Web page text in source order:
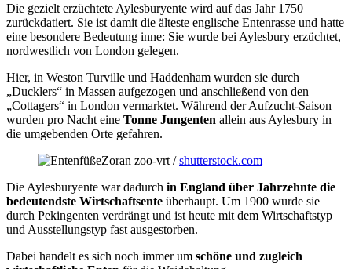
Die gezielt erzüchtete Aylesburyente wird auf das Jahr 1750
zurückdatiert. Sie ist damit die älteste englische Entenrasse und hatte
eine besondere Bedeutung inne: Sie wurde bei Aylesbury erzüchtet,
nordwestlich von London gelegen.
Hier, in Weston Turville und Haddenham wurden sie durch
„Ducklers“ in Massen aufgezogen und anschließend von den
„Cottagers“ in London vermarktet. Während der Aufzucht-Saison
wurden pro Nacht eine Tonne Jungenten allein aus Aylesbury in
die umgebenden Orte gefahren.
Zoran zoo-vrt /shutterstock.com
Die Aylesburyente war dadurch in England über Jahrzehnte die
bedeutendste Wirtschaftsente überhaupt. Um 1900 wurde sie
durch Pekingenten verdrängt und ist heute mit dem Wirtschaftstyp
und Ausstellungstyp fast ausgestorben.
Dabei handelt es sich noch immer um schöne und zugleich